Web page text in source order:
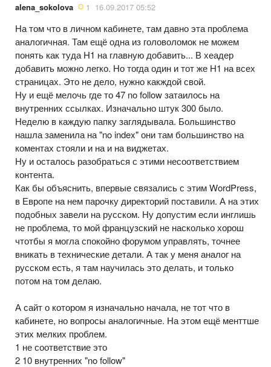
alena_sokolova 1 16.09.2017 05:52
На том что в личном кабинете, там давно эта проблема
аналогичная. Там ещё одна из головоломок не можем
понять как туда H1 на главную добавить... В хеадер
добавить можно легко. Но тогда один и тот же H1 на всех
страницах. Это не дело, нужно какждой свой.
Ну и ещё мелочь где то 47 no follow затаилось на
внутренних ссылках. Изначально штук 300 было.
Неделю в каждую папку заглядывала. Большинство
нашла заменила на "no index" они там большинство на
коментах стояли и на и на виджетах.
Ну и осталось разобраться с этими несоответствием
контента.
Как бы объяснить, впервые связались с этим WordPress,
в Европе на нем парочку директорий поставили. А на этих
подобных завели на русском. Ну допустим если инглишь
не проблема, то мой французский не насколько хорош
чтотбы я могла спокойно форумом управлять, точнее
вникать в технические детали. А так у меня аналог на
русском есть, я там научилась это делать, и только
потом на том делаю.
А сайт о котором я изначально начала, не тот что в
кабинете, но вопросы аналогичные. На этом ещё менттше
этих мелких проблем.
1 не соответствие это
2 10 внутренних "no follow"